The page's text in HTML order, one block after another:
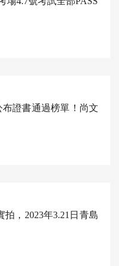
證書通過榜單！尚文
，2023年3.21日青島